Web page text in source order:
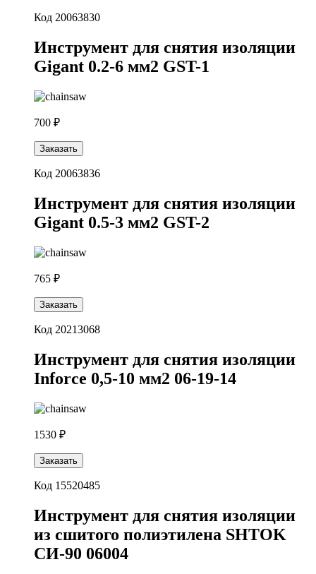
Код 20063830
Инструмент для снятия изоляции
Gigant 0.2-6 мм2 GST-1
700 ₽
Заказать
Код 20063836
Инструмент для снятия изоляции
Gigant 0.5-3 мм2 GST-2
765 ₽
Заказать
Код 20213068
Инструмент для снятия изоляции
Inforce 0,5-10 мм2 06-19-14
1530 ₽
Заказать
Код 15520485
Инструмент для снятия изоляции
из сшитого полиэтилена SHTOK
СИ-90 06004